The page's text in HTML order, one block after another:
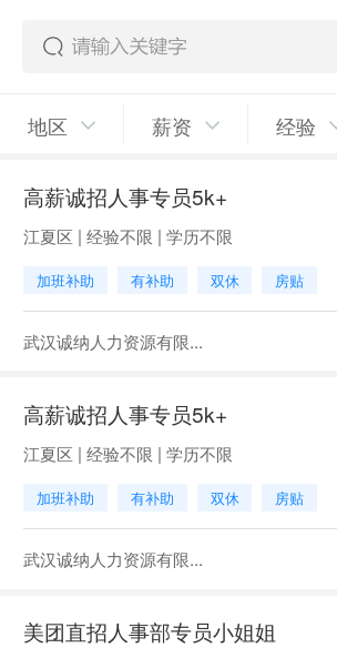
地区 薪资 经验
高薪诚招人事专员5k+
江夏区 | 经验不限 | 学历不限
加班补助 有补助 双休 房贴
武汉诚纳人力资源有限...
高薪诚招人事专员5k+
江夏区 | 经验不限 | 学历不限
加班补助 有补助 双休 房贴
武汉诚纳人力资源有限...
美团直招人事部专员小姐姐